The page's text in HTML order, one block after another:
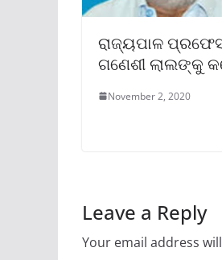
ରାଜ୍ୟପାଳ
ଗଣେଶୀ ଲାଲଙ୍କୁ
November 2, 2020
Leave a Reply
Your email address